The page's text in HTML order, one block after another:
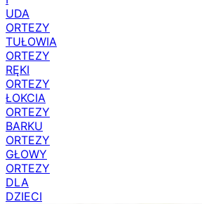
UDA
ORTEZY
TUŁOWIA
ORTEZY
RĘKI
ORTEZY
ŁOKCIA
ORTEZY
BARKU
ORTEZY
GŁOWY
ORTEZY
DLA
DZIECI